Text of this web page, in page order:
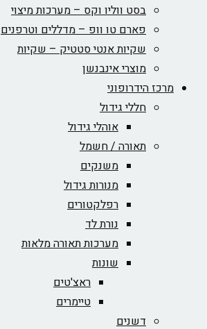
בסט ווליו וקס – מערכות מיצוי
פארם טו וופ – מדללים וטרפנים
שקיות אנטי סטטיק – שקיות
מוצרי אינבנשן
מרכז הידרופוני
חללי גידול
אוהלי גידול
תאורה / חשמל
משנקים
מנורות גידול
רפלקטורים
נורת לד
מערכות תאורה מלאות
שונות
ראצ'טים
טיימרים
דשנים